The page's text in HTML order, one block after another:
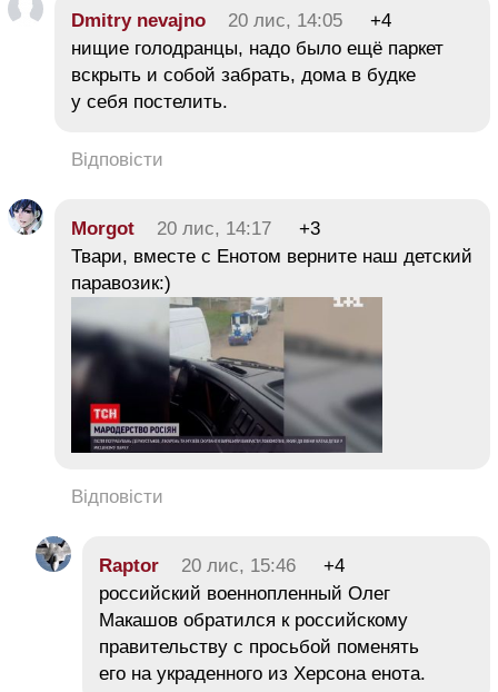
Dmitry nevajno 20 лис, 14:05
+4
нищие голодранцы, надо было ещё паркет
вскрыть и собой забрать, дома в будке
у себя постелить.
Відповісти
Morgot 20 лис, 14:17
+3
Твари, вместе с Енотом верните наш детский
паравозик:)
Відповісти
Raptor 20 лис, 15:46
+4
российский военнопленный Олег
Макашов обратился к российскому
правительству с просьбой поменять
его на украденного из Херсона енота.